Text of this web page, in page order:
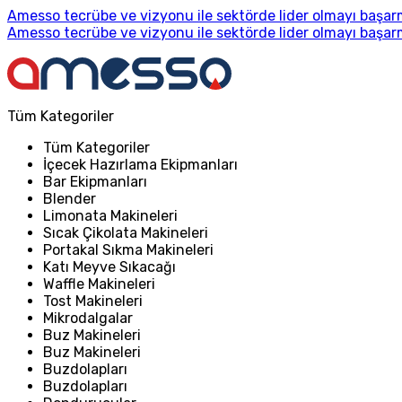
Amesso tecrübe ve vizyonu ile sektörde lider olmayı
Amesso tecrübe ve vizyonu ile sektörde lider olmayı
Tüm Kategoriler
Tüm Kategoriler
İçecek Hazırlama Ekipmanları
Bar Ekipmanları
Blender
Limonata Makineleri
Sıcak Çikolata Makineleri
Portakal Sıkma Makineleri
Katı Meyve Sıkacağı
Waffle Makineleri
Tost Makineleri
Mikrodalgalar
Buz Makineleri
Buz Makineleri
Buzdolapları
Buzdolapları